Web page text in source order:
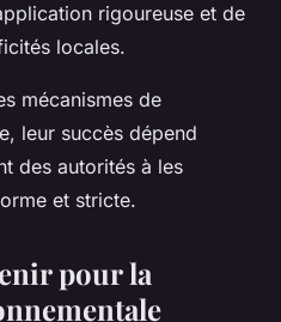
rigoureuse et de
locales.
mécanismes de
leur succès dépend
des autorités à les
et stricte.
pour la